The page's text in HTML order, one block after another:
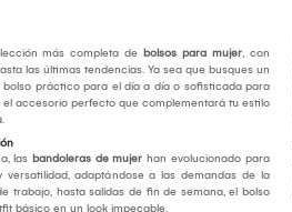
más completa de bolsos para mujer, con
las últimas tendencias. Ya sea que busques un
bolso práctico para el día a día o sofisticada para
el accesorio perfecto que complementará tu estilo
las bandoleras de mujer han evolucionado para
versatilidad, adaptándose a las demandas de la
trabajo, hasta salidas de fin de semana, el bolso
básico en un look impecable.